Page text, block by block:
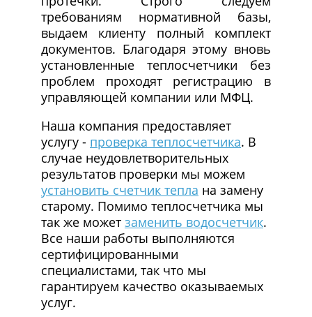
требованиям нормативной базы,
выдаем клиенту полный комплект
документов. Благодаря этому вновь
установленные теплосчетчики без
проблем проходят регистрацию в
управляющей компании или МФЦ.
Наша компания предоставляет
услугу - проверка теплосчетчика. В
случае неудовлетворительных
результатов проверки мы можем
установить счетчик тепла на замену
старому. Помимо теплосчетчика мы
так же может заменить водосчетчик.
Все наши работы выполняются
сертифицированными
специалистами, так что мы
гарантируем качество оказываемых
услуг.